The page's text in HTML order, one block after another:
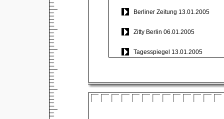
Berliner Zeitung 13.01.2005
Zitty Berlin 06.01.2005
Tagesspiegel 13.01.2005